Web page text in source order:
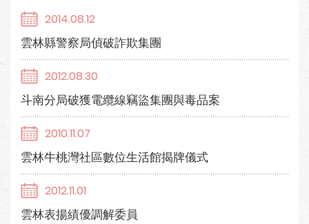
2014.08.12
雲林縣警察局偵破詐欺集團
2012.08.30
斗南分局破獲電纜線竊盜集團與毒品案
2010.11.07
雲林牛桃灣社區數位生活館揭牌儀式
2012.11.01
雲林表揚績優調解委員